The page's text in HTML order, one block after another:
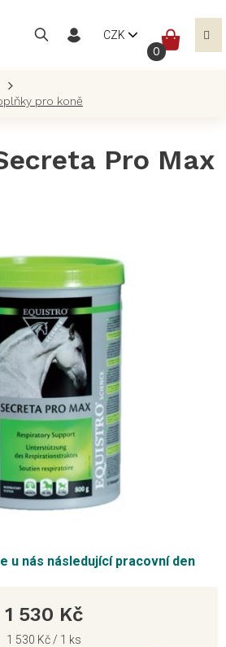
CZK
pro koně
Pro Max
u nás následující pracovní den
1 530 Kč
Měrná
1 530 Kč / 1 ks